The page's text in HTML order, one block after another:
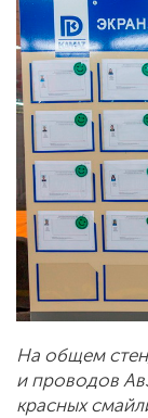
На общем
и проводов
красных